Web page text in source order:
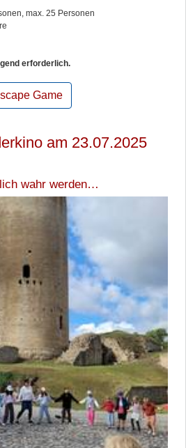
max. 25 Personen
erforderlich.
Game
am 23.07.2025
wahr werden…